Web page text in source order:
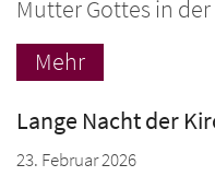
Mutter Gottes in
Mehr
Lange Nacht der
23. Februar 2026